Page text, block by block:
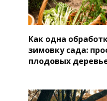
Как одна
зимовку сада:
плодовых